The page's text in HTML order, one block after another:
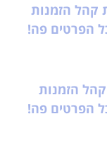
קהל הזמנות
כל הפרטים פה!
הזמנות
כל הפרטים פה!